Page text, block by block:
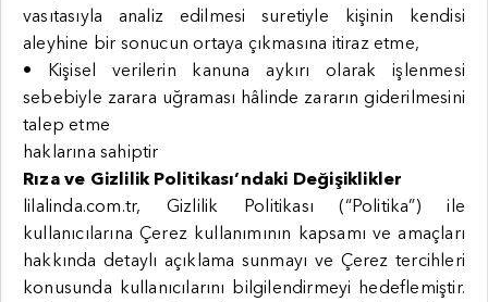
vasıtasıyla analiz edilmesi suretiyle kişinin kendisi
aleyhine bir sonucun ortaya çıkmasına itiraz etme,
• Kişisel verilerin kanuna aykırı olarak işlenmesi
sebebiyle zarara uğraması hâlinde zararın giderilmesini
talep etme
haklarına sahiptir
Rıza ve Gizlilik Politikası’ndaki Değişiklikler
lilalinda.com.tr, Gizlilik Politikası (“Politika”) ile
kullanıcılarına Çerez kullanımının kapsamı ve amaçları
hakkında detaylı açıklama sunmayı ve Çerez tercihleri
konusunda kullanıcılarını bilgilendirmeyi hedeflemiştir.